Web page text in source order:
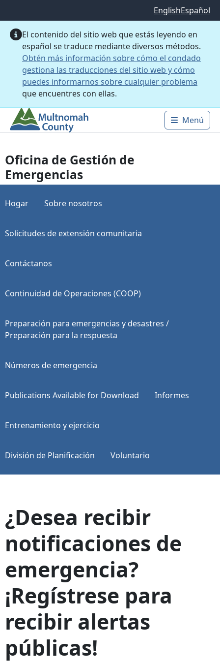
EnglishEspañol
El contenido del sitio web que estás leyendo en
español se traduce mediante diversos métodos.
Obtén más información sobre cómo el condado
gestiona las traducciones del sitio web y cómo
puedes informarnos sobre cualquier problema
que encuentres con ellas.
Main
Menú
Oficina de Gestión de
Emergencias
Hogar Sobre nosotros
Solicitudes de extensión comunitaria
Contáctanos
Continuidad de Operaciones (COOP)
Preparación para emergencias y desastres /
Preparación para la respuesta
Números de emergencia
Publications Available for Download Informes
Entrenamiento y ejercicio
División de Planificación Voluntario
¿Desea recibir
notificaciones de
emergencia?
¡Regístrese para
recibir alertas
públicas!